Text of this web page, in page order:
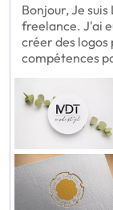
Bonjour, Je
freelance. J'ai
créer des
compétences